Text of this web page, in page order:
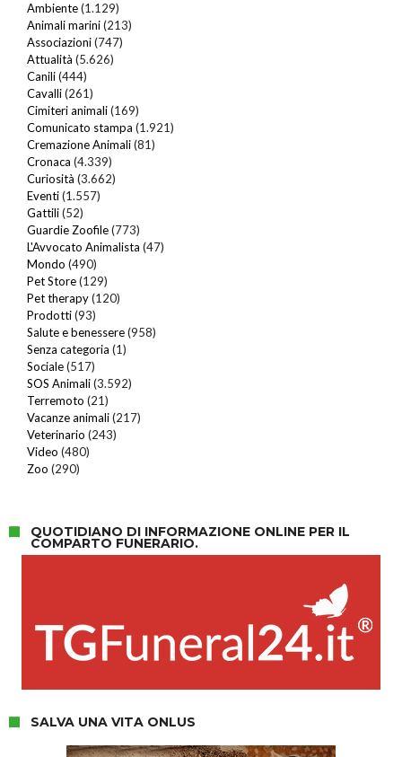
Ambiente(1.129)
Animali marini(213)
Associazioni(747)
Attualità (5.626)
Canili(444)
Cavalli(261)
Cimiteri animali(169)
Comunicato stampa (1.921)
Cremazione Animali(81)
Cronaca (4.339)
Curiosità (3.662)
Eventi(1.557)
Gattili(52)
Guardie Zoofile(773)
L'Avvocato Animalista (47)
Mondo (490)
Pet Store(129)
Pet therapy(120)
Prodotti(93)
Salute e benessere(958)
Senza categoria (1)
Sociale(517)
SOS Animali(3.592)
Terremoto (21)
Vacanze animali(217)
Veterinario (243)
Video (480)
Zoo (290)
QUOTIDIANO DI INFORMAZIONE ONLINE PER IL
COMPARTO FUNERARIO.
SALVA UNA VITA ONLUS